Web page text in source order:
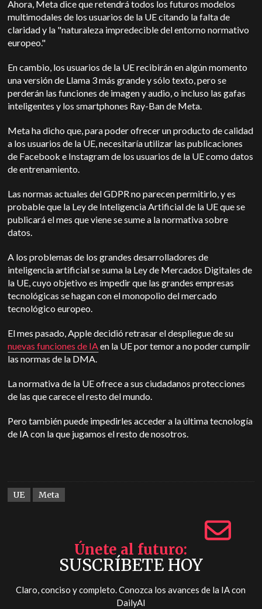
Ahora, Meta dice que retendrá todos los futuros modelos
multimodales de los usuarios de la UE citando la falta de
claridad y la "naturaleza impredecible del entorno normativo
europeo."
En cambio, los usuarios de la UE recibirán en algún momento
una versión de Llama 3 más grande y sólo texto, pero se
perderán las funciones de imagen y audio, o incluso las gafas
inteligentes y los smartphones Ray-Ban de Meta.
Meta ha dicho que, para poder ofrecer un producto de calidad
a los usuarios de la UE, necesitaría utilizar las publicaciones
de Facebook e Instagram de los usuarios de la UE como datos
de entrenamiento.
Las normas actuales del GDPR no parecen permitirlo, y es
probable que la Ley de Inteligencia Artificial de la UE que se
publicará el mes que viene se sume a la normativa sobre
datos.
A los problemas de los grandes desarrolladores de
inteligencia artificial se suma la Ley de Mercados Digitales de
la UE, cuyo objetivo es impedir que las grandes empresas
tecnológicas se hagan con el monopolio del mercado
tecnológico europeo.
El mes pasado, Apple decidió retrasar el despliegue de su
nuevas funciones de IAen la UE por temor a no poder cumplir
las normas de la DMA.
La normativa de la UE ofrece a sus ciudadanos protecciones
de las que carece el resto del mundo.
Pero también puede impedirles acceder a la última tecnología
de IA con la que jugamos el resto de nosotros.
UE Meta
Únete al futuro
SUSCRÍBETE HOY
Claro, conciso y completo. Conozca los avances de la IA con
DailyAI